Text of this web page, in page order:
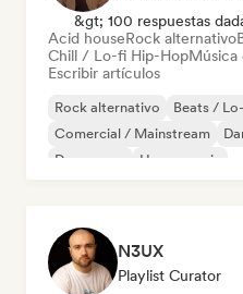
&gt; 100 respuestas
Acid houseRock alternativo
Chill / Lo-fi Hip-HopMúsica
Escribir artículos
Rock alternativo Beats /
Comercial / Mainstream
Dream pop
House music
N3UX
Playlist Curator